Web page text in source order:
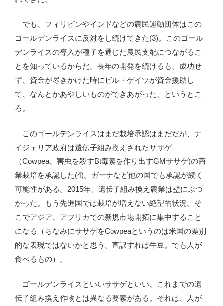
でも、フィリピンやインドなどの農民運動団体はこの
ゴールデンライスに反対をし続けてきた(3)。このゴール
デンライスの導入が種子を通じた農民支配につながるこ
とを知っているからだ。長年の開発を続けるも、成功せ
ず、資金が尽きかけた時にビル・ゲイツが資金援助し
て、なんとかあやしいものができあがった、というとこ
ろ。
このゴールデンライスはまだ栽培承認はまだだが、ナ
イジェリア政府は遺伝子組み換えされたササゲ
（Cowpea、害虫を殺すBt毒素を作り出すGMササゲ)の商
業栽培を承認した(4)。ガーナなど他の国でも承認が続く
可能性がある。2015年、遺伝子組み換え農業は壁にぶつ
かった。もう先進国では栽培が増えない絶望的状況。そ
こでアジア、アフリカでの新規市場開拓に集中すること
になる（ちなみにササゲをCowpeaというのは米国の差別
的な表現ではないかと思う。直訳すれば牛豆。でも人が
食べるもの）。
ゴールデンライスといいササゲといい、これまでの遺
伝子組み換え作物とは異なる要素がある。それは、人が